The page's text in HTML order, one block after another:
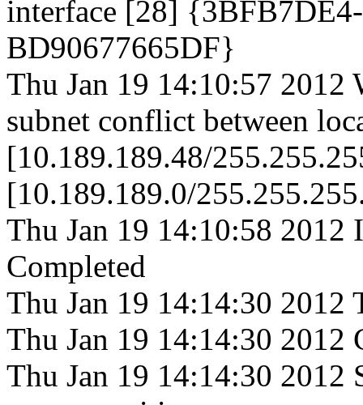
interface [28]
BD90677665DF}
Thu Jan 19 14:10:57
subnet conflict between
[10.189.189.48/
[10.189.189.0/
Thu Jan 19 14:10:58 2012
Completed
Thu Jan 19 14:14:30 2012
Thu Jan 19 14:14:30
Thu Jan 19 14:14:30